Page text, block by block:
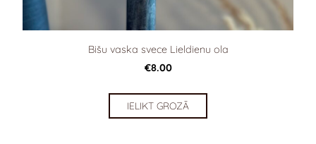
Bišu vaska svece Lieldienu ola
€8.00
IELIKT GROZĀ